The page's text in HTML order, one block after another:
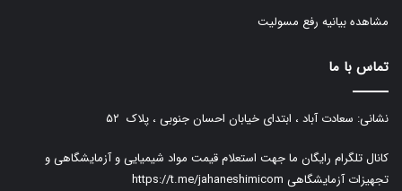
مشاهده بیانیه رفع مسولیت
تماس با ما
نشانی: سعادت آباد ، ابتدای خیابان احسان جنوبی ، پلاک ۵۲
کانال تلگرام رایگان ما جهت استعلام قیمت مواد شیمیایی و آزمایشگاهی و
تجهیزات آزمایشگاهی https://t.me/jahaneshimicom